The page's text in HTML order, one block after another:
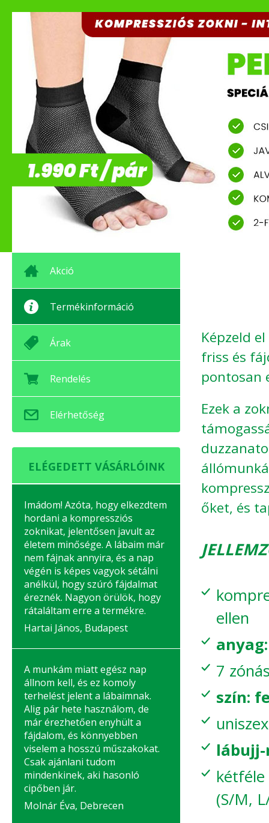
Akció
Termékinformáció
Árak
Rendelés
Elérhetőség
ELÉGEDETT VÁSÁRLÓINK
Imádom! Azóta, hogy elkezdtem
hordani a kompressziós
zoknikat, jelentősen javult az
életem minősége. A lábaim már
nem fájnak annyira, és a nap
végén is képes vagyok sétálni
anélkül, hogy szúró fájdalmat
éreznék. Nagyon örülök, hogy
rátaláltam erre a termékre.
Hartai János, Budapest
A munkám miatt egész nap
állnom kell, és ez komoly
terhelést jelent a lábaimnak.
Alig pár hete használom, de
már érezhetően enyhült a
fájdalom, és könnyebben
viselem a hosszú műszakokat.
Csak ajánlani tudom
mindenkinek, aki hasonló
cipőben jár.
Molnár Éva, Debrecen
Képzeld
friss és
pontosan
Ezek a
őket, és
ellen
7
szín:
(S/M,